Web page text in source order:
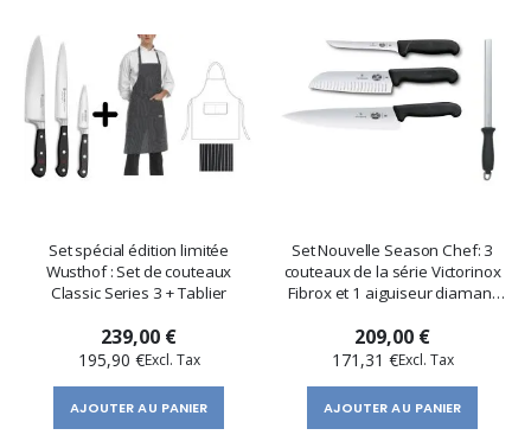
Set spécial édition limitée
Wusthof : Set de couteaux
Classic Series 3 + Tablier
239,00 €
195,90 €
AJOUTER AU PANIER
Set Nouvelle Season Chef: 3
couteaux de la série Victorinox
Fibrox et 1 aiguiseur diamant
209,00 €
171,31 €
AJOUTER AU PANIER